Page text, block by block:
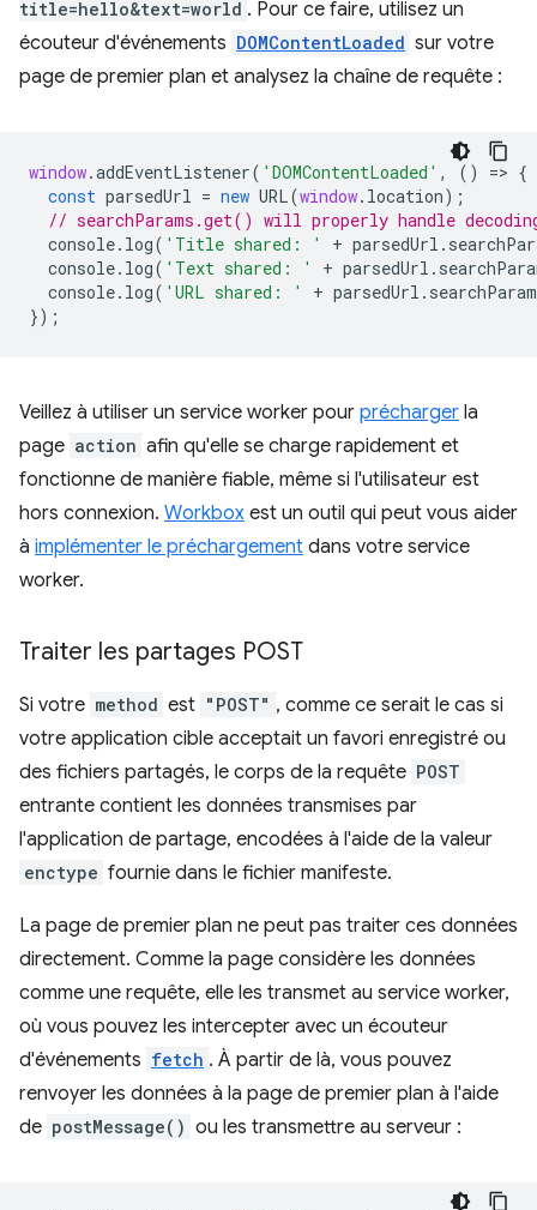
title=hello&text=world . Pour ce faire, utilisez un
écouteur d'événements DOMContentLoaded sur votre
page de premier plan et analysez la chaîne de requête :
window.addEventListener( 'DOMContentLoaded' , () => {
const parsedUrl = new URL(window. location);
// searchParams.get() will properly handle
console. log( 'Title shared: ' + parsedUrl .
console. log( 'Text shared: ' + parsedUrl .
console. log( 'URL shared: ' + parsedUrl .
});
Veillez à utiliser un service worker pour précharger la
page action afin qu'elle se charge rapidement et
fonctionne de manière fiable, même si l'utilisateur est
hors connexion. Workbox est un outil qui peut vous aider
à implémenter le préchargement dans votre service
worker.
Traiter les partages POST
Si votre method est "POST" , comme ce serait le cas si
votre application cible acceptait un favori enregistré ou
des fichiers partagés, le corps de la requête POST
entrante contient les données transmises par
l'application de partage, encodées à l'aide de la valeur
enctype fournie dans le fichier manifeste.
La page de premier plan ne peut pas traiter ces données
directement. Comme la page considère les données
comme une requête, elle les transmet au service worker,
où vous pouvez les intercepter avec un écouteur
d'événements fetch . À partir de là, vous pouvez
renvoyer les données à la page de premier plan à l'aide
de postMessage() ou les transmettre au serveur :